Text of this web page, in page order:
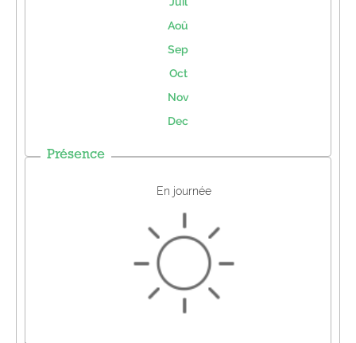
Aoû
Sep
Oct
Nov
Dec
Présence
En journée